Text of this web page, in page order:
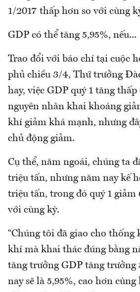
1/2017 thấp hơn so với cùng
GDP có thể tăng 5,95%, nếu...
Trao đổi với báo chí tại cuộc
phủ chiều 3/4, Thứ trưởng
hay, việc GDP quý 1 tăng thấp
nguyên nhân khai khoáng
khí giảm khá mạnh, nhưng
chủ động giảm.
Cụ thể, năm ngoái, chúng ta
triệu tấn, nhưng năm nay kế
triệu tấn, trong đó quý 1 giảm
với cùng kỳ.
“Chúng tôi đã giao cho thống
khí mà khai thác đúng bằng
tăng trưởng GDP tăng trưởng
nay sẽ là 5,95%, cao hơn cùng